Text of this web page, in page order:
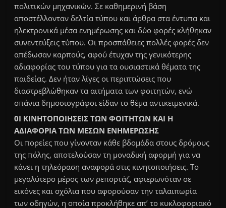
πολιτικών μηχανικών. Σε καθημερινή βάση
αποστέλλονταν δελτία τύπου και άρθρα στα έντυπα και
ηλεκτρονικά μέσα ενημέρωσης και δύο φορές κλήθηκαν
συνεντεύξεις τύπου. Οι προσπάθειες πολλές φορές δεν
απέδωσαν καρπούς, αφού έτυχαν της γενικότερης
αδιαφορίας του τύπου για τα ουσιαστικά θέματα της
παιδείας. Δεν ήταν λίγες οι περιπτώσεις που
διαστρεβλώθηκαν τα αιτήματα των φοιτητών, ενώ
σπάνια δημοσιογράφοι είδαν το θέμα αντικειμενικά.
0Ι ΚΙΝΗΤΟΠΟΙΗΣΕΙΣ ΤΩΝ ΦΟΙΤΗΤΩΝ ΚΑΙ Η
ΑΔΙΑΦΟΡΙΑ ΤΩΝ ΜΕΣΩΝ ΕΝΗΜΕΡΩΣΗΣ
Οι πορείες που γίνονταν κάθε βδομάδα στους δρόμους
της πόλης, αποτελούσαν τη μοναδική αφορμή για να
κάνει η τηλεόραση αναφορά στις κινητοποιήσεις. Το
μεγαλύτερο μέρος των ρεπορτάζ, αφιερωνόταν σε
εικόνες και σχόλια που αφορούσαν την ταλαιπωρία
των οδηγών, η οποία προκλήθηκε απ’ το κυκλοφοριακό